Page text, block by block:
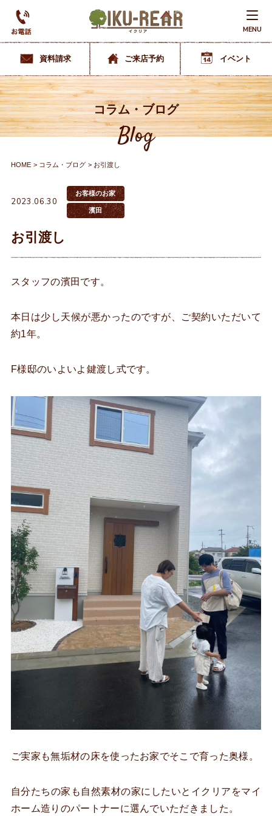
MENU
資料請求 ご来店予約 イベント
コラム・ブログ
Blog
HOME コラム・ブログ お引渡し
2023.06.30
お客様のお家
濱田
お引渡し
スタッフの濱田です。
本日は少し天候が悪かったのですが、ご契約いただいて
約1年。
F様邸のいよいよ鍵渡し式です。
ご実家も無垢材の床を使ったお家でそこで育った奥様。
自分たちの家も自然素材の家にしたいとイクリアをマイ
ホーム造りのパートナーに選んでいただきました。